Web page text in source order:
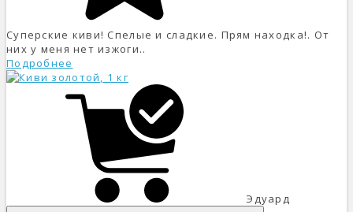
Суперские киви! Спелые и сладкие. Прям находка!. От
них у меня нет изжоги..
Подробнее
Эдуард